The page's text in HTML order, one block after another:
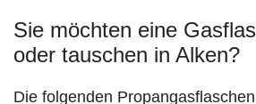
Sie möchten eine
oder tauschen in Alken?
Die folgenden